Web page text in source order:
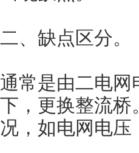
二、缺点区分。
通常是由二电
下，更换整流桥
况，如电网电